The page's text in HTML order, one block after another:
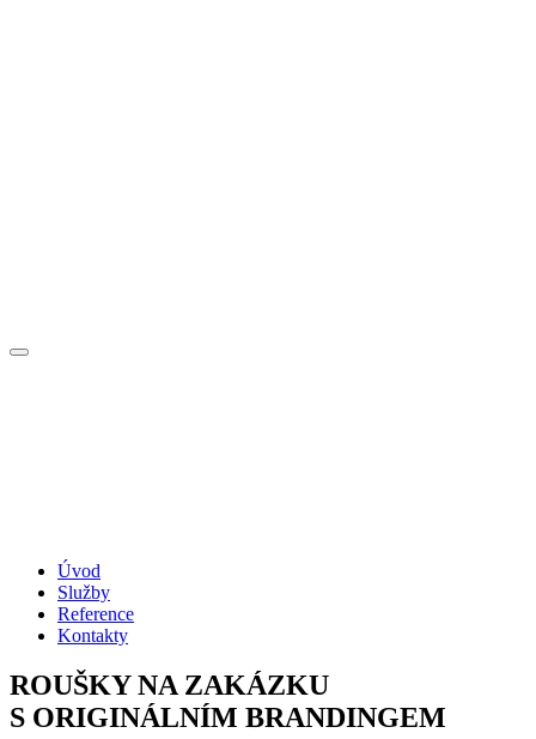
Úvod
Služby
Reference
Kontakty
ROUŠKY NA ZAKÁZKU
S ORIGINÁLNÍM BRANDINGEM